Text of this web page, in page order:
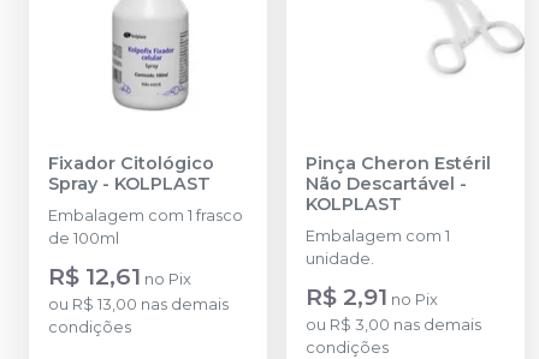
Fixador Citológico
Spray- KOLPLAST
Embalagem com 1 frasco
de 100ml
R$ 12,61 no Pix
ou R$ 13,00 nas demais
condições
Pinça Cheron Estéril
Não Descartável -
KOLPLAST
Embalagem com 1
unidade.
R$ 2,91 no Pix
ou R$ 3,00 nas demais
condições